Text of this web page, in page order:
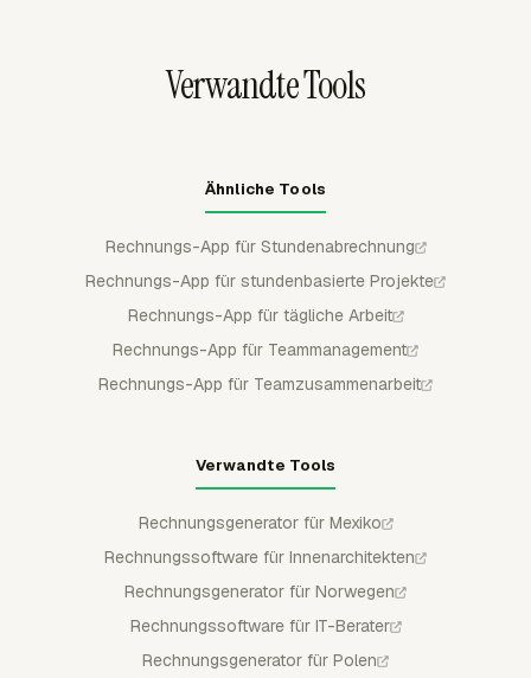
Verwandte Tools
Ähnliche Tools
Rechnungs-App für Stundenabrechnung
Rechnungs-App für stundenbasierte Projekte
Rechnungs-App für tägliche Arbeit
Rechnungs-App für Teammanagement
Rechnungs-App für Teamzusammenarbeit
Verwandte Tools
Rechnungsgenerator für Mexiko
Rechnungssoftware für Innenarchitekten
Rechnungsgenerator für Norwegen
Rechnungssoftware für IT-Berater
Rechnungsgenerator für Polen